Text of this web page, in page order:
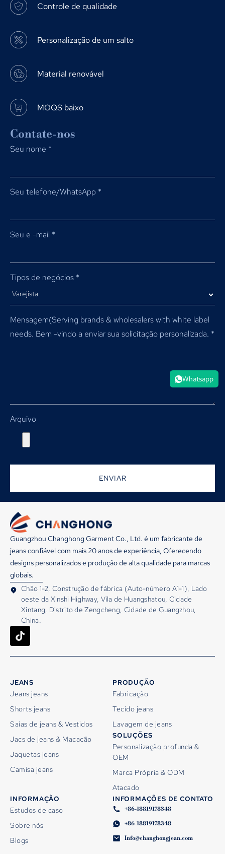
Controle de qualidade
Personalização de um salto
Material renovável
MOQS baixo
Contate-nos
Seu nome *
Seu telefone/WhatsApp *
Seu e -mail *
Tipos de negócios *
Mensagem(Serving brands & wholesalers with white label
needs. Bem -vindo a enviar sua solicitação personalizada. *
Arquivo
ENVIAR
Guangzhou Changhong Garment Co., Ltd. é um fabricante de
jeans confiável com mais 20 anos de experiência, Oferecendo
designs personalizados e produção de alta qualidade para marcas
globais.
Chão 1-2, Construção de fábrica (Auto-número A1-1), Lado
oeste da Xinshi Highway, Vila de Huangshatou, Cidade
Xintang, Distrito de Zengcheng, Cidade de Guangzhou,
China.
JEANS
Jeans jeans
Shorts jeans
Saias de jeans & Vestidos
Jacs de jeans & Macacão
Jaquetas jeans
Camisa jeans
PRODUÇÃO
Fabricação
Tecido jeans
Lavagem de jeans
SOLUÇÕES
Personalização profunda &
OEM
Marca Própria & ODM
Atacado
INFORMAÇÃO
Estudos de caso
Sobre nós
Blogs
INFORMAÇÕES DE CONTATO
+86-18819178348
+86-18819178348
Info@changhongjean.com
Whatsapp